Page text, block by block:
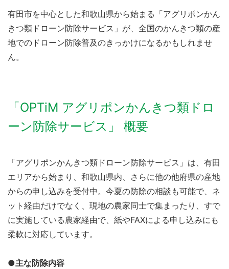
有田市を中心とした和歌山県から始まる「アグリポンかん
きつ類ドローン防除サービス」が、全国のかんきつ類の産
地でのドローン防除普及のきっかけになるかもしれませ
ん。
「OPTiM アグリポンかんきつ類ドロ
ーン防除サービス」 概要
「アグリポンかんきつ類ドローン防除サービス」は、有田
エリアから始まり、和歌山県内、さらに他の他府県の産地
からの申し込みを受付中。今夏の防除の相談も可能で、ネ
ット経由だけでなく、現地の農家同士で集まったり、すで
に実施している農家経由で、紙やFAXによる申し込みにも
柔軟に対応しています。
●主な防除内容